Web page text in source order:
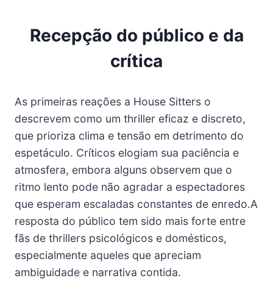
Recepção do público e da
crítica
As primeiras reações a House Sitters o
descrevem como um thriller eficaz e discreto,
que prioriza clima e tensão em detrimento do
espetáculo. Críticos elogiam sua paciência e
atmosfera, embora alguns observem que o
ritmo lento pode não agradar a espectadores
que esperam escaladas constantes de enredo.A
resposta do público tem sido mais forte entre
fãs de thrillers psicológicos e domésticos,
especialmente aqueles que apreciam
ambiguidade e narrativa contida.